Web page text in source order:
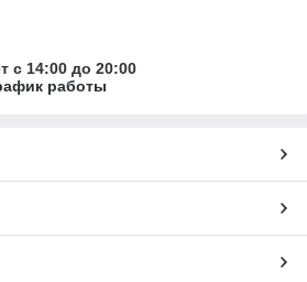
с 14:00 до 20:00
работы